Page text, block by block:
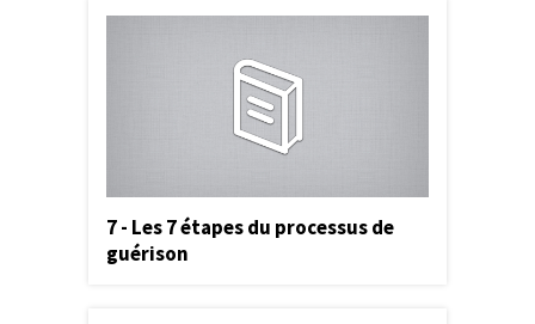
7 - Les 7 étapes du processus de
guérison